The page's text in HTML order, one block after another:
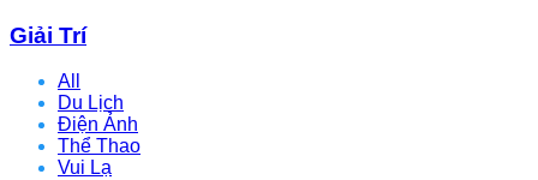
Giải Trí
All
Du Lịch
Điện Ảnh
Thể Thao
Vui Lạ